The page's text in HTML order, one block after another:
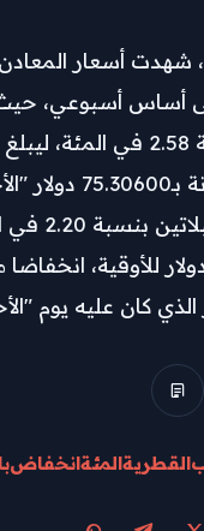
أسعار المعادن
أساس أسبوعي،
دولار للأوقية
كما تراجع
1881.55000 دولار للأوقية،
القطريةالمئةانخفاض